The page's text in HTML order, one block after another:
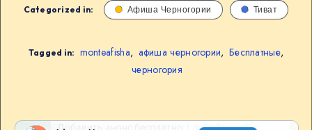
Categorized in: Афиша Черногории Тиват
Tagged in: monteafisha, афиша черногории, Бесплатные,
черногория